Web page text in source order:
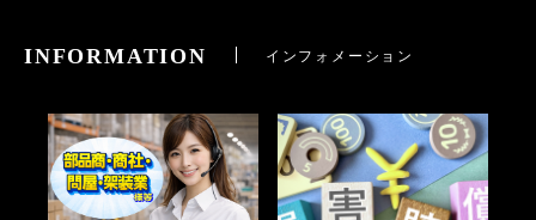
INFORMATION インフォメーション